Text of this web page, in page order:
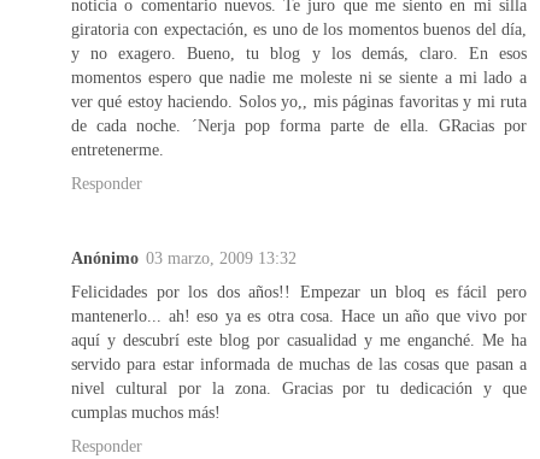
noticia o comentario nuevos. Te juro que me siento en mi silla
giratoria con expectación, es uno de los momentos buenos del día,
y no exagero. Bueno, tu blog y los demás, claro. En esos
momentos espero que nadie me moleste ni se siente a mi lado a
ver qué estoy haciendo. Solos yo,, mis páginas favoritas y mi ruta
de cada noche. ´Nerja pop forma parte de ella. GRacias por
entretenerme.
Responder
Anónimo 03 marzo, 2009 13:32
Felicidades por los dos años!! Empezar un bloq es fácil pero
mantenerlo... ah! eso ya es otra cosa. Hace un año que vivo por
aquí y descubrí este blog por casualidad y me enganché. Me ha
servido para estar informada de muchas de las cosas que pasan a
nivel cultural por la zona. Gracias por tu dedicación y que
cumplas muchos más!
Responder